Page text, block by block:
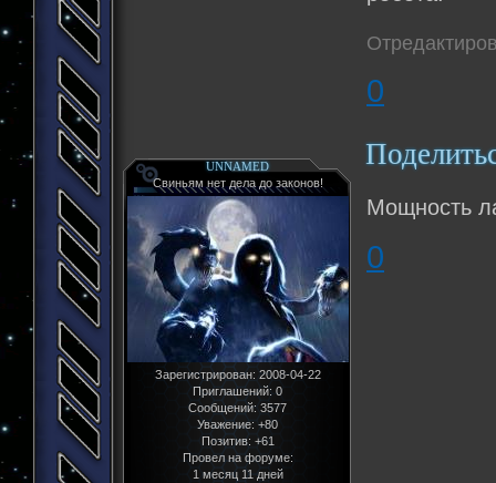
0
UNNAMED
Свиньям нет дела до законов!
Зарегистрирован: 2008-04-22
Приглашений: 0
Сообщений: 3577
Уважение: +80
Позитив: +61
Провел на форуме:
1 месяц 11 дней
Мощность
0